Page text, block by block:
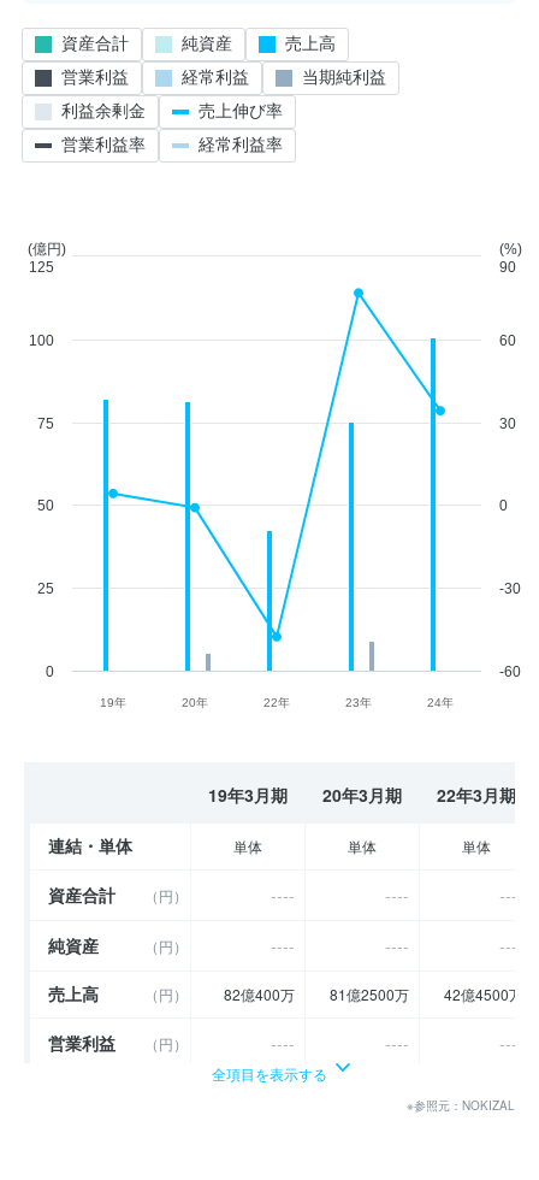
19年 20年 22年 23年 24年
0
25
50
75
100
(億円)
125
-60
-30
0
30
60
(%)
90
資産合計 純資産
売上高
営業利益
経常利益
当期純利益
利益余剰金
売上伸び率
営業利益率
経常利益率
19年3月期 20年3月期 22年3月期
連結・単体 単体 単体 単体
資産合計 （円） ---- ---- ----
純資産 （円） ---- ----
----
売上高
（円） 82億400万 81億2500万 42億4500万
営業利益 （円） ---- ---- ----
全項目を表示する
※参照元：NOKIZAL